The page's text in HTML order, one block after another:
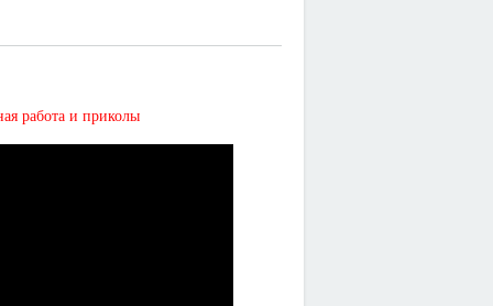
и приколы